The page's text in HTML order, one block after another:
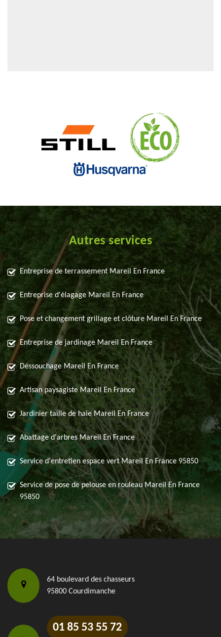
Autres services
Entreprise de terrassement Mareil En France
Entreprise d'élagage Mareil En France
Pose et changement grillage et clôture Mareil En France
Entreprise de jardinage Mareil En France
Déssouchage Mareil En France
Artisan paysagiste Mareil En France
Jardinier taille de haie Mareil En France
Abattage d'arbres Mareil En France
Service d'entretien espace vert Mareil En France 95850
Service de pose de pelouse en rouleau Mareil En France
95850
64 boulevard des chasseurs
95800 Courdimanche
01 85 53 55 72